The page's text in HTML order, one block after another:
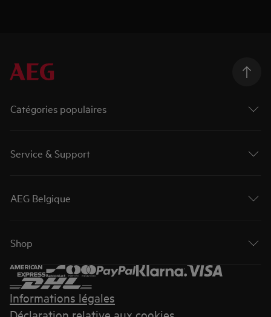
Catégories populaires
Service & Support
AEG Belgique
Shop
Informations légales